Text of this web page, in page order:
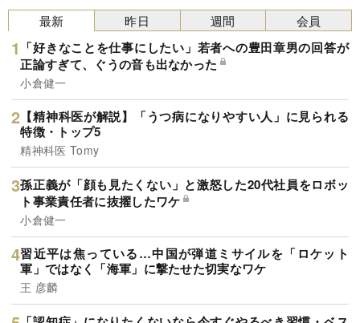
最新
「好きなことを仕事にしたい」若者への豊田章男の回答が
正論すぎて、ぐうの音も出なかった
小倉健一
【精神科医が解説】「うつ病になりやすい人」に見られる
特徴・トップ5
精神科医 Tomy
孫正義が「顔も見たくない」と激怒した20代社員をロボッ
ト事業責任者に抜擢したワケ
小倉健一
習近平は焦っている…中国が弾道ミサイルを「ロケット
軍」ではなく「海軍」に撃たせた切実なワケ
王 彦麟
昨日 週間 会員